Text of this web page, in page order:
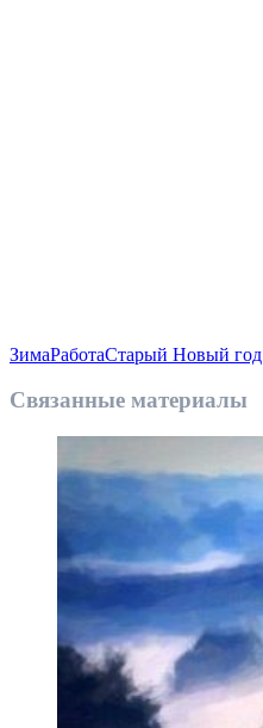
ЗимаРаботаСтарый Новый год
Связанные материалы